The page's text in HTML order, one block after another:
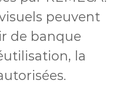
peuvent
de banque
la